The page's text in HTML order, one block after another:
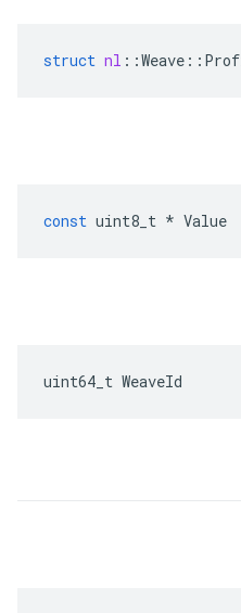
struct nl ::Weave ::
const uint8_t * Value
uint64_t WeaveId